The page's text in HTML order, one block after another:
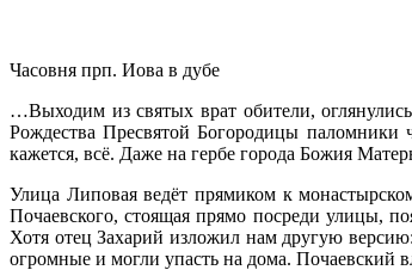
Часовня прп. Иова в дубе
…Выходим из святых врат обители,
Рождества Пресвятой Богородицы
кажется, всё. Даже на гербе города Божия
Улица Липовая ведёт прямиком к
Почаевского, стоящая прямо посреди улицы,
Хотя отец Захарий изложил нам другую
огромные и могли упасть на дома. Почаевский